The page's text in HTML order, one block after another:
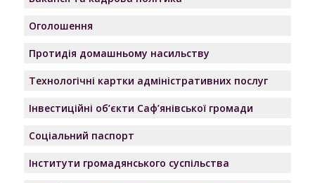
Оголошення
Протидія домашньому насильству
Технологічні картки адміністративних послуг
Інвестиційні об’єкти Саф’янівської громади
Соціальний паспорт
Інститути громадянського суспільства